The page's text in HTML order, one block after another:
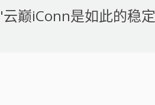
巅iConn是如此的稳